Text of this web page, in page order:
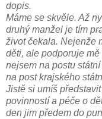
dopis.
Máme se skvěle. Až
druhý manžel je tím
život čekala. Nejenže
děti, ale podporuje
nejsem na postu
na post krajského
Jistě si umíš
povinností a péče o
den jim předem do